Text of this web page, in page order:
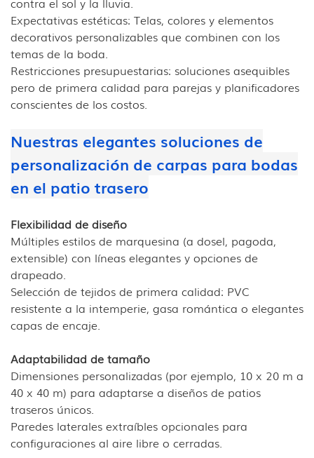
Expectativas estéticas: Telas, colores y elementos
decorativos personalizables que combinen con los
temas de la boda.
Restricciones presupuestarias: soluciones asequibles
pero de primera calidad para parejas y planificadores
conscientes de los costos.
Nuestras elegantes soluciones de
personalización de carpas para bodas
en el patio trasero
Flexibilidad de diseño
Múltiples estilos de marquesina (a dosel, pagoda,
extensible) con líneas elegantes y opciones de
drapeado.
Selección de tejidos de primera calidad: PVC
resistente a la intemperie, gasa romántica o elegantes
capas de encaje.
Adaptabilidad de tamaño
Dimensiones personalizadas (por ejemplo, 10 x 20 m a
40 x 40 m) para adaptarse a diseños de patios
traseros únicos.
Paredes laterales extraíbles opcionales para
configuraciones al aire libre o cerradas.